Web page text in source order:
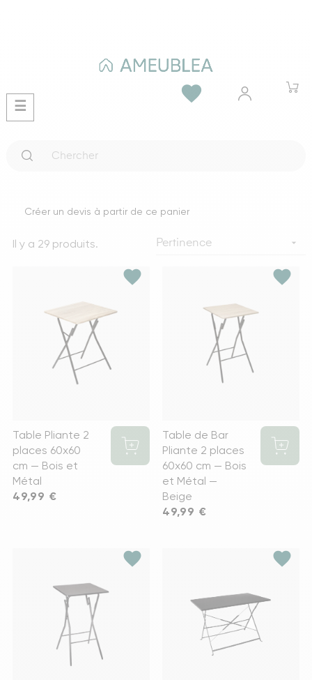
Basculer
la
☰
favorite
Créer un devis à partir de ce panier
Il y a 29 produits. Pertinence 
favorite
Table Pliante 2
places 60x60
cm — Bois et
Métal
Prix
49,99 €
favorite
Table de Bar
Pliante 2 places
60x60 cm — Bois
et Métal —
Beige
Prix
49,99 €
favorite favorite